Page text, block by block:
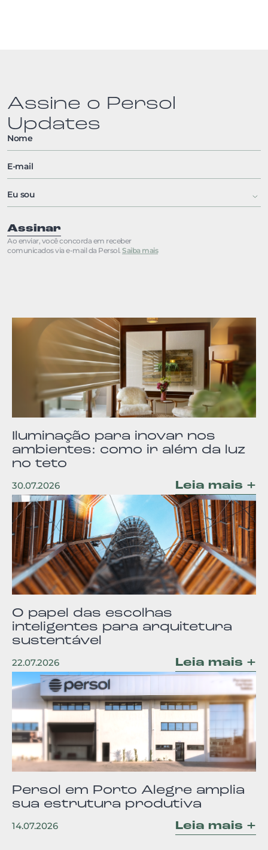
Assine o Persol
Updates
Assinar
Ao enviar, você concorda em receber
comunicados via e-mail da Persol. Saiba mais
Iluminação para inovar nos
ambientes: como ir além da luz
no teto
30.07.2026 Leia mais +
O papel das escolhas
inteligentes para arquitetura
sustentável
22.07.2026 Leia mais +
Persol em Porto Alegre amplia
sua estrutura produtiva
14.07.2026 Leia mais +